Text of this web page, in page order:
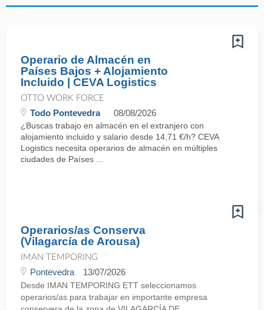
Operario de Almacén en
Países Bajos + Alojamiento
Incluido | CEVA Logistics
OTTO WORK FORCE
Todo Pontevedra 08/08/2026
¿Buscas trabajo en almacén en el extranjero con
alojamiento incluido y salario desde 14,71 €/h? CEVA
Logistics necesita operarios de almacén en múltiples
ciudades de Países ...
Operarios/as Conserva
(Vilagarcía de Arousa)
IMAN TEMPORING
Pontevedra 13/07/2026
Desde IMAN TEMPORING ETT seleccionamos
operarios/as para trabajar en importante empresa